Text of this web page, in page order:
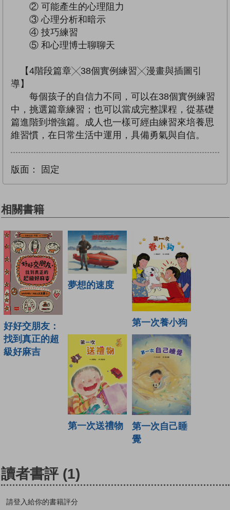
② 可能產生的心理阻力
③ 心理分析和暗示
④ 技巧練習
⑤ 和心理博士聊聊天
【4階段篇章╳38個實例練習╳漫畫與插圖引
導】
每個孩子的自信力不同，可以在38個實例練習
中，挑選篇章練習；也可以當成完整課程，從基礎
篇進階到增強篇。成人也一樣可經由練習來培養思
維習慣，在日常生活中運用，具備勇氣與自信。
版面： 固定
相關書籍
好好交朋友：
找到真正的超
級好麻吉
夢想的速度
第一次養小狗
第一次送禮物
第一次自己睡
覺
讀者書評 (1)
請登入給你的書籍評分